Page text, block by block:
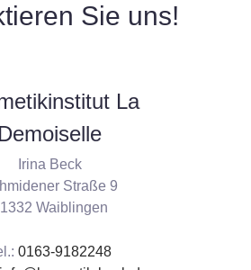
Sie uns!
La
Demoiselle
Irina Beck
Straße 9
Waiblingen
0163-9182248